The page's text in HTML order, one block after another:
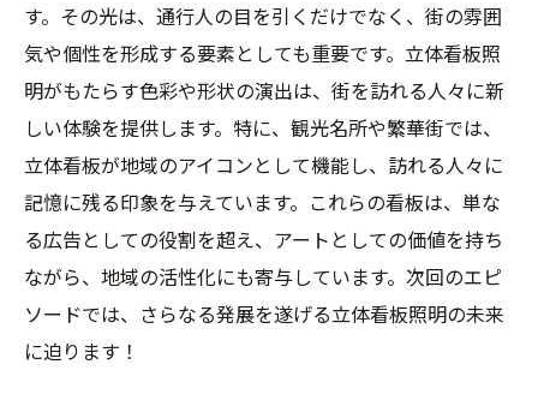
す。その光は、通行人の目を引くだけでなく、街の雰囲
気や個性を形成する要素としても重要です。立体看板照
明がもたらす色彩や形状の演出は、街を訪れる人々に新
しい体験を提供します。特に、観光名所や繁華街では、
立体看板が地域のアイコンとして機能し、訪れる人々に
記憶に残る印象を与えています。これらの看板は、単な
る広告としての役割を超え、アートとしての価値を持ち
ながら、地域の活性化にも寄与しています。次回のエピ
ソードでは、さらなる発展を遂げる立体看板照明の未来
に迫ります！